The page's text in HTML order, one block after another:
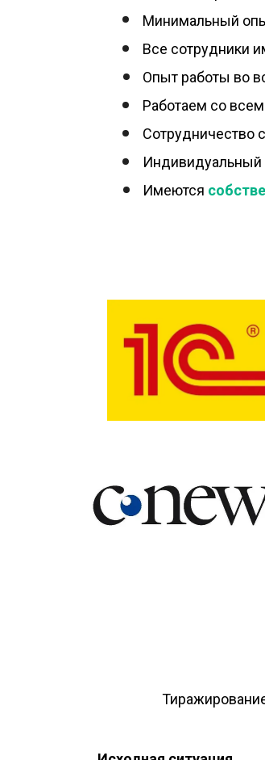
Минимальный
Все сотрудники
Опыт работы во
Работаем со
Сотрудничество
Индивидуальный
Имеются